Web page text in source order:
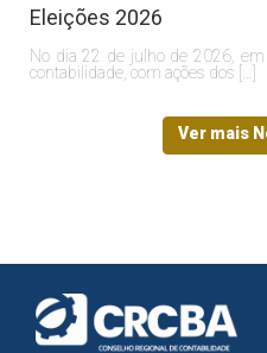
Eleições 2026
No dia 22 de julho de 2026,
contabilidade, com ações dos […]
Ver mais